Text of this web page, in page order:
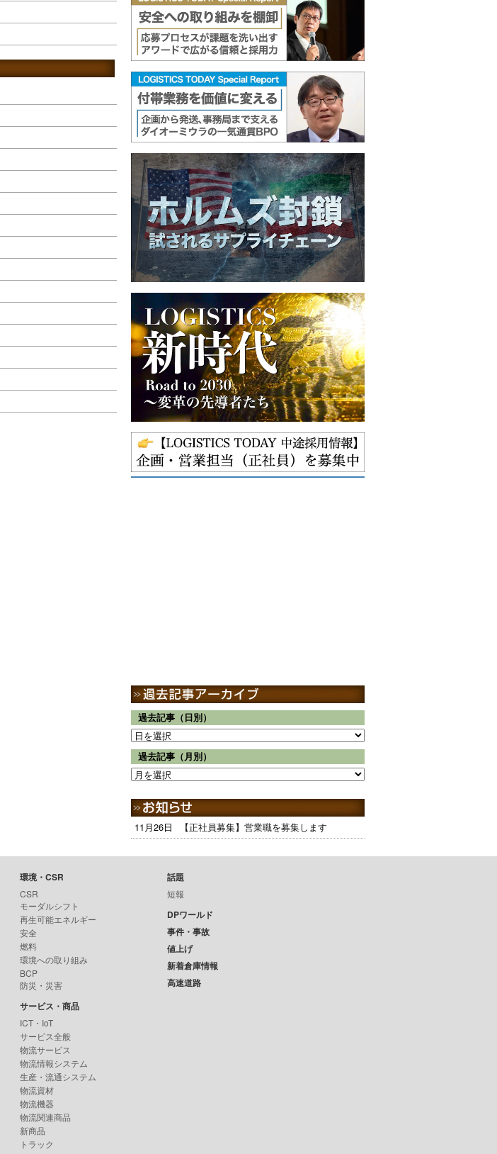
過去記事（日別）
過去記事（月別）
11月26日 【正社員募集】営業職を募集します
環境・CSR
CSR
モーダルシフト
再生可能エネルギー
安全
燃料
環境への取り組み
BCP
防災・災害
サービス・商品
ICT・IoT
サービス全般
物流サービス
物流情報システム
生産・流通システム
物流資材
物流機器
物流関連商品
新商品
トラック
話題
短報
DPワールド
事件・事故
値上げ
新着倉庫情報
高速道路